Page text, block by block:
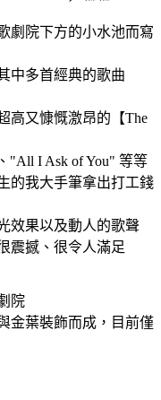
劇院下方的小水池而寫
中多首經典的歌曲
高又慷慨激昂的【The
"All I Ask of You" 等等
的我大手筆拿出打工錢
效果以及動人的歌聲
震撼、很令人滿足
院
金葉裝飾而成，目前僅